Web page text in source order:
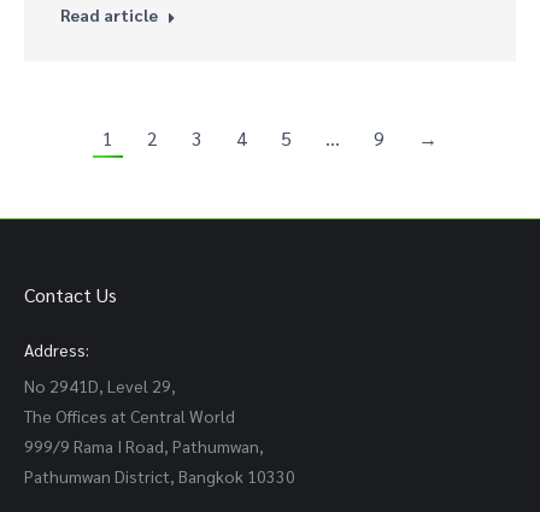
Read article
1 2 3 4 5 … 9 →
Contact Us
Address:
No 2941D, Level 29,
The Offices at Central World
999/9 Rama I Road, Pathumwan,
Pathumwan District, Bangkok 10330